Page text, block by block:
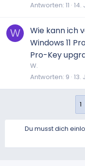
Antworten 11 14.
W
Wie kann ich
Windows 11
Pro-Key
W.
Antworten 9 13.
1
Du musst dich